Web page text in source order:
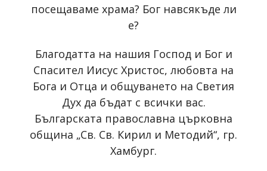
посещаваме храма? Бог навсякъде ли
е?
Благодатта на нашия Господ и Бог и
Спасител Иисус Христос, любовта на
Бога и Отца и общуването на Светия
Дух да бъдат с всички вас.
Българската православна църковна
община „Св. Св. Кирил и Методий“, гр.
Хамбург.